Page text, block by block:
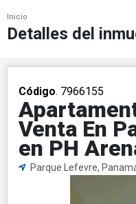
Inicio
Detalles del
Código. 7966155
Venta En
en PH
Parque Lefevre,